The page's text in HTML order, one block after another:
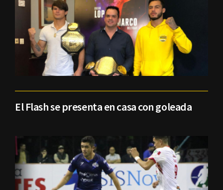
El Flash se presenta en casa con goleada